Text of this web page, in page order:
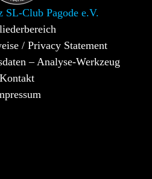
SL-Club Pagode e.V.
/ Privacy Statement
– Analyse-Werkzeug
Kontakt